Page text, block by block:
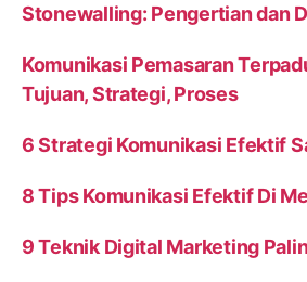
Stonewalling: Pengertian dan
Komunikasi Pemasaran
Tujuan, Strategi, Proses
6 Strategi Komunikasi Efektif
8 Tips Komunikasi Efektif Di
9 Teknik Digital Marketing